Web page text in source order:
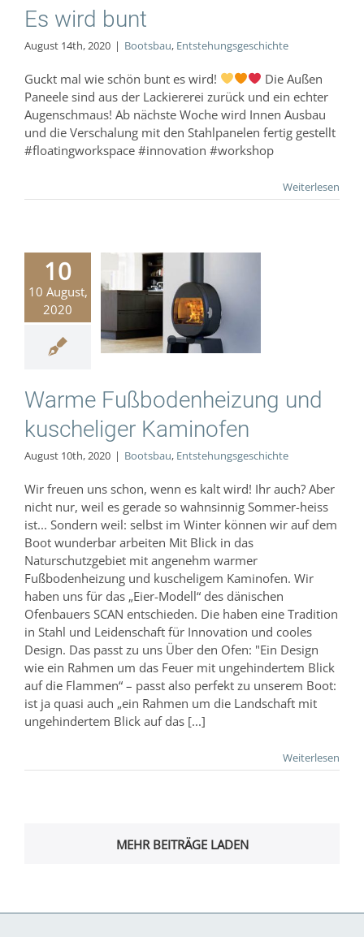
Es wird bunt
August 14th, 2020 | Bootsbau, Entstehungsgeschichte
Guckt mal wie schön bunt es wird!
Die Außen
Paneele sind aus der Lackiererei zurück und ein echter
Augenschmaus! Ab nächste Woche wird Innen Ausbau
und die Verschalung mit den Stahlpanelen fertig gestellt
#floatingworkspace #innovation #workshop
Weiterlesen
10
10 August,
2020
Warme Fußbodenheizung und
kuscheliger Kaminofen
August 10th, 2020 | Bootsbau, Entstehungsgeschichte
Wir freuen uns schon, wenn es kalt wird! Ihr auch? Aber
nicht nur, weil es gerade so wahnsinnig Sommer-heiss
ist... Sondern weil: selbst im Winter können wir auf dem
Boot wunderbar arbeiten Mit Blick in das
Naturschutzgebiet mit angenehm warmer
Fußbodenheizung und kuscheligem Kaminofen. Wir
haben uns für das „Eier-Modell“ des dänischen
Ofenbauers SCAN entschieden. Die haben eine Tradition
in Stahl und Leidenschaft für Innovation und cooles
Design. Das passt zu uns Über den Ofen: "Ein Design
wie ein Rahmen um das Feuer mit ungehindertem Blick
auf die Flammen“ – passt also perfekt zu unserem Boot:
ist ja quasi auch „ein Rahmen um die Landschaft mit
ungehindertem Blick auf das [...]
Weiterlesen
MEHR BEITRÄGE LADEN